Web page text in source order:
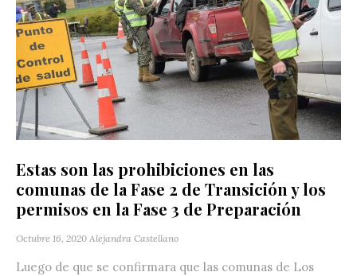
Estas son las prohibiciones en las
comunas de la Fase 2 de Transición y los
permisos en la Fase 3 de Preparación
Octubre 16, 2020 Alejandra Castellano
Luego de que se confirmara que las comunas de Los